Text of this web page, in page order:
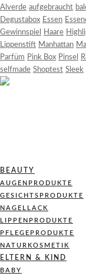
Alverde aufgebraucht
Degustabox Essen
Gewinnspiel
Haare
Lippenstift Manhattan
Parfüm Pink Box Pinsel
selfmade Shoptest Sleek
BEAUTY
AUGENPRODUKTE
GESICHTSPRODUKTE
NAGELLACK
LIPPENPRODUKTE
PFLEGEPRODUKTE
NATURKOSMETIK
ELTERN & KIND
BABY